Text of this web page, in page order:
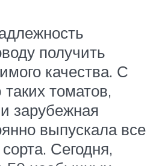
получить
качества. С
томатов,
зарубежная
выпускала все
Сегодня,